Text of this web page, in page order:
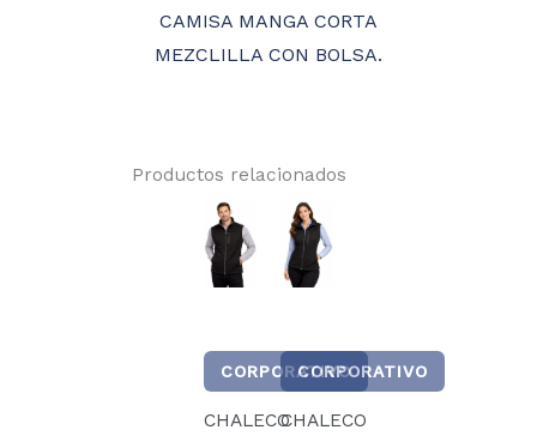
CAMISA MANGA CORTA
MEZCLILLA CON BOLSA.
Productos relacionados
CORPORATIVO
CHALECO
CORPORATIVO
CHALECO